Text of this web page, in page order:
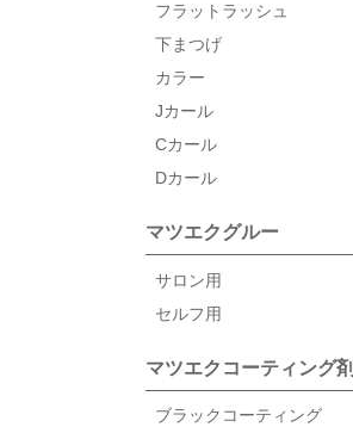
フラットラッシュ
下まつげ
カラー
Jカール
Cカール
Dカール
マツエクグルー
サロン用
セルフ用
マツエクコーティング剤
ブラックコーティング